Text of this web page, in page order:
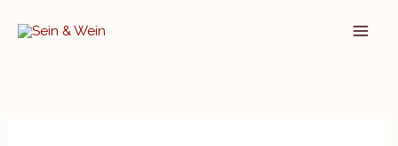
Inhalt